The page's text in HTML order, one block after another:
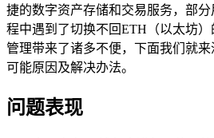
捷的数字资产存储和交易服务，部
程中遇到了切换不回ETH（以太坊
管理带来了诸多不便，下面我们就
可能原因及解决办法。
问题表现